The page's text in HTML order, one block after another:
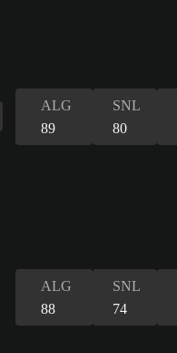
ALG
89
SNL
80
ALG
88
SNL
74